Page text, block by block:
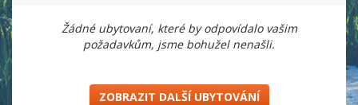
Žádné ubytovaní, které by odpovídalo vašim
požadavkům, jsme bohužel nenašli.
ZOBRAZIT DALŠÍ UBYTOVÁNÍ